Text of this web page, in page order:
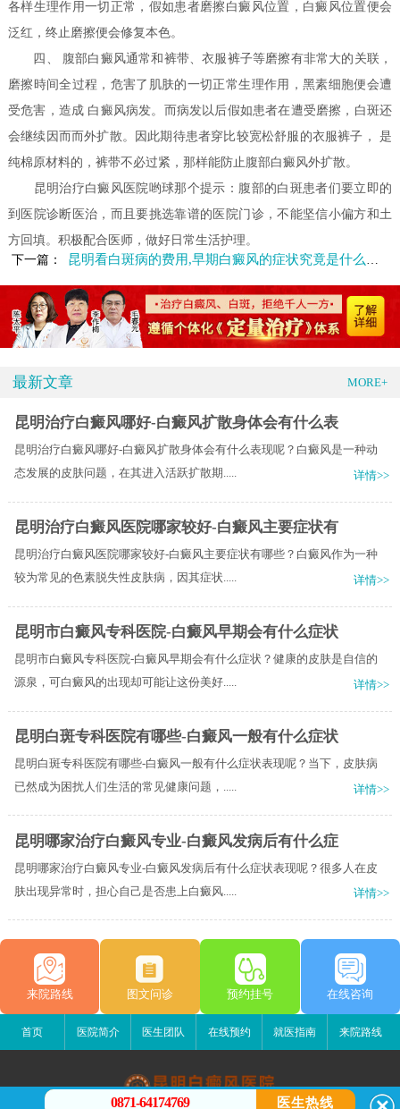
各样生理作用一切正常，假如患者磨擦白癜风位置，白癜风位置便会
泛红，终止磨擦便会修复本色。
四、 腹部白癜风通常和裤带、衣服裤子等磨擦有非常大的关联，
磨擦時间全过程，危害了肌肤的一切正常生理作用，黑素细胞便会遭
受危害，造成 白癜风病发。而病发以后假如患者在遭受磨擦，白斑还
会继续因而而外扩散。因此期待患者穿比较宽松舒服的衣服裤子， 是
纯棉原材料的，裤带不必过紧，那样能防止腹部白癜风外扩散。
昆明治疗白癜风医院哟球那个提示：腹部的白斑患者们要立即的
到医院诊断医治，而且要挑选靠谱的医院门诊，不能坚信小偏方和土
方回填。积极配合医师，做好日常生活护理。
下一篇：
昆明看白斑病的费用,早期白癜风的症状究竟是什么样的
最新文章 MORE+
昆明治疗白癜风哪好-白癜风扩散身体会有什么表
昆明治疗白癜风哪好-白癜风扩散身体会有什么表现呢？白癜风是一种动
态发展的皮肤问题，在其进入活跃扩散期.....
详情>>
昆明治疗白癜风医院哪家较好-白癜风主要症状有
昆明治疗白癜风医院哪家较好-白癜风主要症状有哪些？白癜风作为一种
较为常见的色素脱失性皮肤病，因其症状.....
详情>>
昆明市白癜风专科医院-白癜风早期会有什么症状
昆明市白癜风专科医院-白癜风早期会有什么症状？健康的皮肤是自信的
源泉，可白癜风的出现却可能让这份美好.....
详情>>
昆明白斑专科医院有哪些-白癜风一般有什么症状
昆明白斑专科医院有哪些-白癜风一般有什么症状表现呢？当下，皮肤病
已然成为困扰人们生活的常见健康问题，.....
详情>>
昆明哪家治疗白癜风专业-白癜风发病后有什么症
昆明哪家治疗白癜风专业-白癜风发病后有什么症状表现呢？很多人在皮
肤出现异常时，担心自己是否患上白癜风.....
详情>>
来院路线 图文问诊 预约挂号 在线咨询
首页 医院简介 医生团队 在线预约 就医指南 来院路线
0871-64174769 医生热线